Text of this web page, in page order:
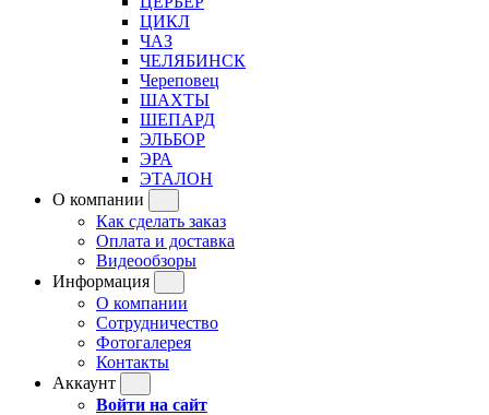
ЦИКЛ
ЧАЗ
ЧЕЛЯБИНСК
Череповец
ШАХТЫ
ШЕПАРД
ЭЛЬБОР
ЭРА
ЭТАЛОН
О компании
Как сделать заказ
Оплата и доставка
Видеообзоры
Информация
О компании
Сотрудничество
Фотогалерея
Контакты
Аккаунт
Войти на сайт